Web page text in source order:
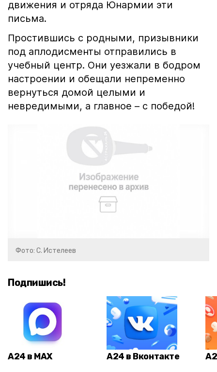
движения и отряда Юнармии эти
письма.
Простившись с родными, призывники
под аплодисменты отправились в
учебный центр. Они уезжали в бодром
настроении и обещали непременно
вернуться домой целыми и
невредимыми, а главное – с победой!
Фото: С. Истелеев
Подпишись!
А24 в MAX А24 в Вконтакте